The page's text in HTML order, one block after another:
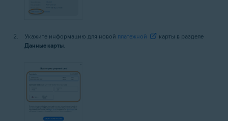
Укажите информацию для новой платежной
карты в разделе
Данные карты